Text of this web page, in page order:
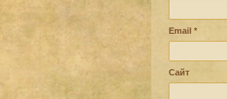
Email *
Сайт